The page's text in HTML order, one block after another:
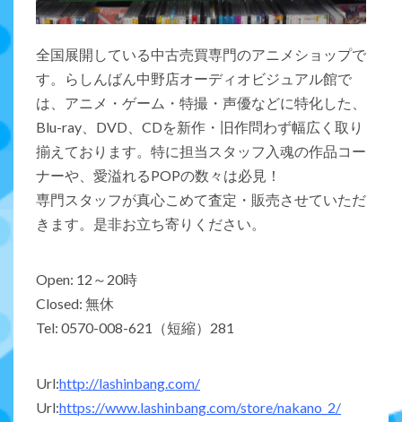
全国展開している中古売買専門のアニメショップで
す。らしんばん中野店オーディオビジュアル館で
は、アニメ・ゲーム・特撮・声優などに特化した、
Blu-ray、DVD、CDを新作・旧作問わず幅広く取り
揃えております。特に担当スタッフ入魂の作品コー
ナーや、愛溢れるPOPの数々は必見！
専門スタッフが真心こめて査定・販売させていただ
きます。是非お立ち寄りください。
Open: 12～20時
Closed: 無休
Tel: 0570-008-621（短縮）281
Url:http://lashinbang.com/
Url:https://www.lashinbang.com/store/nakano_2/